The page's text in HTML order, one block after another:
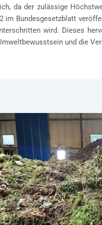
da der zulässige
im Bundesgesetzblatt
wird. Dieses
und die